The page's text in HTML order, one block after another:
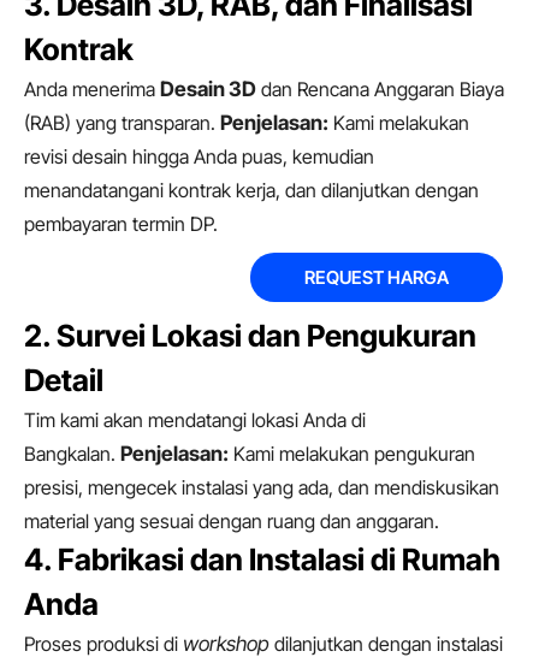
Kontrak
Anda menerima Desain 3D dan Rencana Anggaran Biaya
(RAB) yang transparan. Penjelasan: Kami melakukan
revisi desain hingga Anda puas, kemudian
menandatangani kontrak kerja, dan dilanjutkan dengan
pembayaran termin DP.
REQUEST HARGA
2. Survei Lokasi dan Pengukuran
Detail
Tim kami akan mendatangi lokasi Anda di
Bangkalan. Penjelasan: Kami melakukan pengukuran
presisi, mengecek instalasi yang ada, dan mendiskusikan
material yang sesuai dengan ruang dan anggaran.
4. Fabrikasi dan Instalasi di Rumah
Anda
Proses produksi di workshop dilanjutkan dengan instalasi